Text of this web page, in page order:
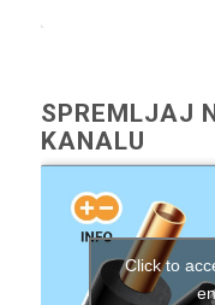
SPREMLJAJ
KANALU
Click to